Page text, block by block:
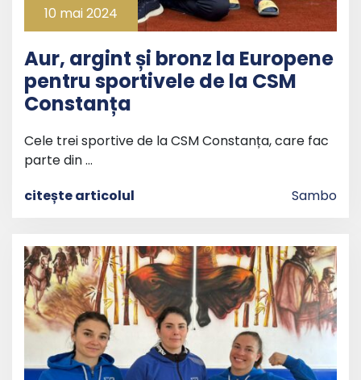
10 mai 2024
Aur, argint și bronz la Europene
pentru sportivele de la CSM
Constanța
Cele trei sportive de la CSM Constanța, care fac
parte din …
citește articolul
Sambo